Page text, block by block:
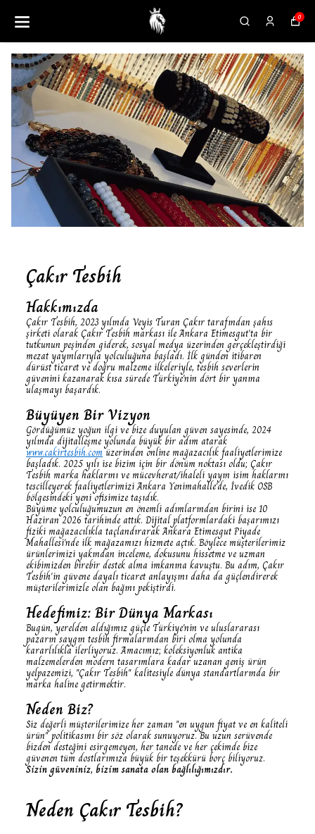
0
Çakır Tesbih
Hakkımızda
Çakır Tesbih, 2023 yılında Veyis Turan Çakır tarafından şahıs
şirketi olarak Çakır Tesbih markası ile Ankara Etimesgut'ta bir
tutkunun peşinden giderek, sosyal medya üzerinden gerçekleştirdiği
mezat yayınlarıyla yolculuğuna başladı. İlk günden itibaren
dürüst ticaret ve doğru malzeme ilkeleriyle, tesbih severlerin
güvenini kazanarak kısa sürede Türkiye'nin dört bir yanına
ulaşmayı başardık.
Büyüyen Bir Vizyon
Gördüğümüz yoğun ilgi ve bize duyulan güven sayesinde, 2024
yılında dijitalleşme yolunda büyük bir adım atarak
www.cakirtesbih.comüzerinden online mağazacılık faaliyetlerimize
başladık. 2025 yılı ise bizim için bir dönüm noktası oldu; Çakır
Tesbih marka haklarını ve mücevherat/ihaleli yayın isim haklarını
tescilleyerek faaliyetlerimizi Ankara Yenimahalle'de, İvedik OSB
bölgesindeki yeni ofisimize taşıdık.
Büyüme yolculuğumuzun en önemli adımlarından birini ise 10
Haziran 2026 tarihinde attık. Dijital platformlardaki başarımızı
fiziki mağazacılıkla taçlandırarak Ankara Etimesgut Piyade
Mahallesi'nde ilk mağazamızı hizmete açtık. Böylece müşterilerimiz
ürünlerimizi yakından inceleme, dokusunu hissetme ve uzman
ekibimizden birebir destek alma imkanına kavuştu. Bu adım, Çakır
Tesbih'in güvene dayalı ticaret anlayışını daha da güçlendirerek
müşterilerimizle olan bağını pekiştirdi.
Hedefimiz: Bir Dünya Markası
Bugün, yerelden aldığımız güçle Türkiye'nin ve uluslararası
pazarın saygın tesbih firmalarından biri olma yolunda
kararlılıkla ilerliyoruz. Amacımız; koleksiyonluk antika
malzemelerden modern tasarımlara kadar uzanan geniş ürün
yelpazemizi, "Çakır Tesbih" kalitesiyle dünya standartlarında bir
marka haline getirmektir.
Neden Biz?
Siz değerli müşterilerimize her zaman "en uygun fiyat ve en kaliteli
ürün" politikasını bir söz olarak sunuyoruz. Bu uzun serüvende
bizden desteğini esirgemeyen, her tanede ve her çekimde bize
güvenen tüm dostlarımıza büyük bir teşekkürü borç biliyoruz.
Sizin güveniniz, bizim sanata olan bağlılığımızdır.
Neden Çakır Tesbih?